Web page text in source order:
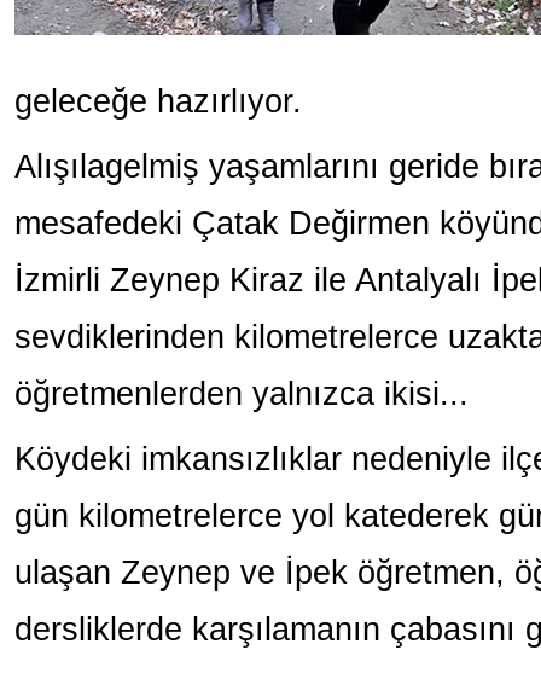
geleceğe hazırlıyor.
Alışılagelmiş yaşamlarını geride
mesafedeki Çatak Değirmen
İzmirli Zeynep Kiraz ile Antalyalı
sevdiklerinden kilometrelerce
öğretmenlerden yalnızca ikisi...
Köydeki imkansızlıklar nedeniyle
gün kilometrelerce yol katederek
ulaşan Zeynep ve İpek öğretmen,
dersliklerde karşılamanın çabasını